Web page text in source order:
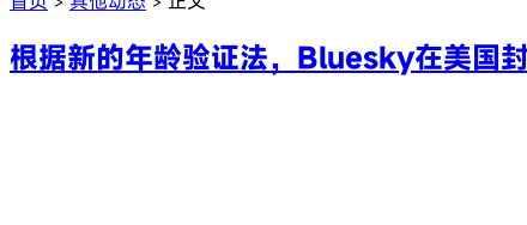
根据新的年龄验证法，Bluesky在美国